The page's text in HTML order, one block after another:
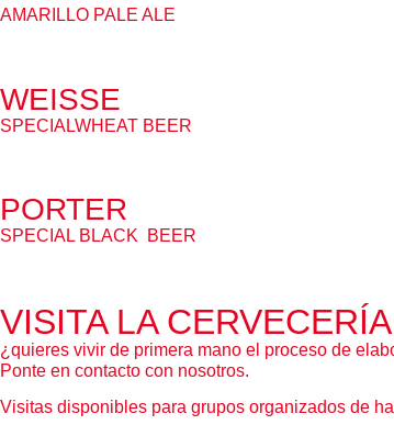
AMARILLO PALE ALE
WEISSE
SPECIALWHEAT BEER
PORTER
SPECIAL BLACK BEER
VISITA LA CERVECERÍA
¿quieres vivir de primera mano el proceso de
Ponte en contacto con nosotros.
Visitas disponibles para grupos organizados de